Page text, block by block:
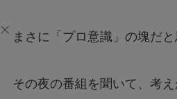
まさに「プロ意識」の塊だ
その夜の番組を聞いて、考